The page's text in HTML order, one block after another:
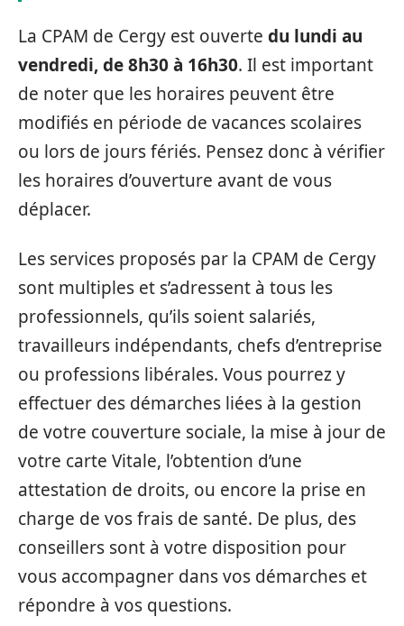
La CPAM de Cergy est ouverte du lundi au
vendredi, de 8h30 à 16h30. Il est important
de noter que les horaires peuvent être
modifiés en période de vacances scolaires
ou lors de jours fériés. Pensez donc à vérifier
les horaires d’ouverture avant de vous
déplacer.
Les services proposés par la CPAM de Cergy
sont multiples et s’adressent à tous les
professionnels, qu’ils soient salariés,
travailleurs indépendants, chefs d’entreprise
ou professions libérales. Vous pourrez y
effectuer des démarches liées à la gestion
de votre couverture sociale, la mise à jour de
votre carte Vitale, l’obtention d’une
attestation de droits, ou encore la prise en
charge de vos frais de santé. De plus, des
conseillers sont à votre disposition pour
vous accompagner dans vos démarches et
répondre à vos questions.